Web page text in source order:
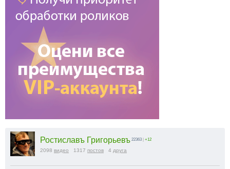
Ростиславъ Григорьевъ 22363 | +12
2098 видео 1317 постов 4 друга